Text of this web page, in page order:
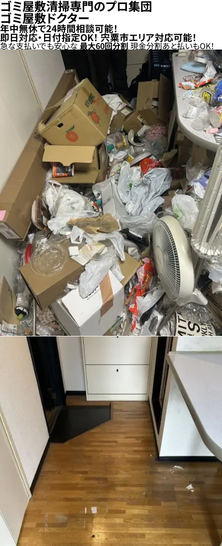
ゴミ屋敷清掃専門のプロ集団
ゴミ屋敷ドクター
年中無休で24時間相談可能！
即日対応・日付指定OK！ 宍粟市エリア対応可能！
急な支払いでも安心な最大60回分割 現金分割あと払いもOK！